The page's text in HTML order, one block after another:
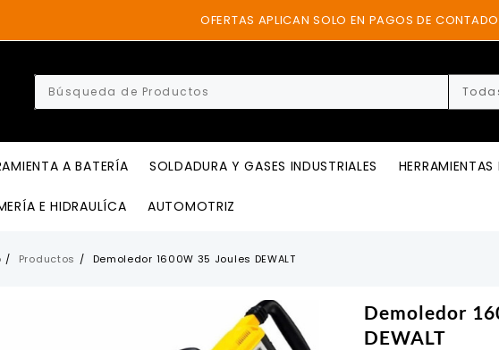
OFERTAS APLICAN SOLO EN PAGOS DE CONTADO
A BATERÍA SOLDADURA Y GASES INDUSTRIALES
E HIDRAULÍCA AUTOMOTRIZ
Productos Demoledor 1600W 35 Joules DEWALT
Demoledor
DEWALT